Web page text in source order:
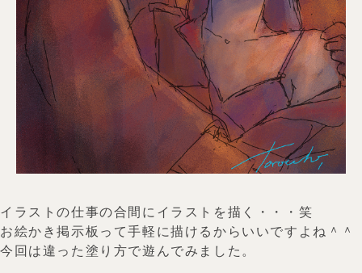
イラストの仕事の合間にイラストを描く・・・笑
お絵かき掲示板って手軽に描けるからいいですよね＾＾
今回は違った塗り方で遊んでみました。